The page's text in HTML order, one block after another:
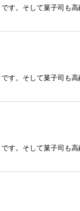
す。そして菓子司も
す。そして菓子司も
す。そして菓子司も